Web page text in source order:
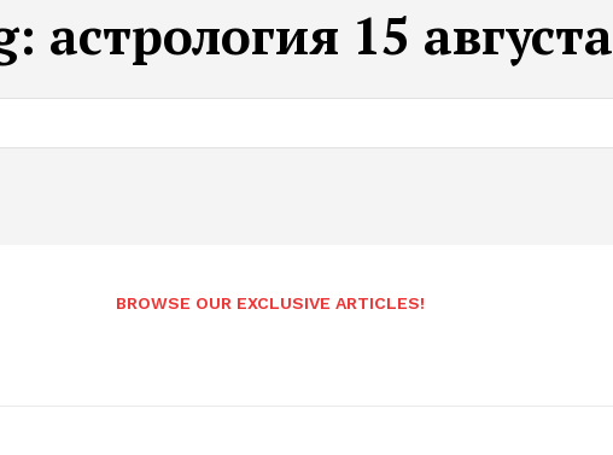
астрология 15 августа
BROWSE OUR EXCLUSIVE ARTICLES!